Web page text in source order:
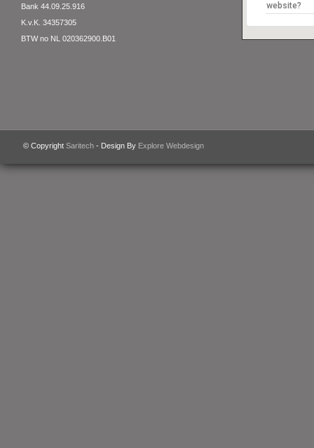
Bank 44.09.25.916
K.v.K. 34357305
BTW no NL 020362900.B01
website?
© Copyright Saritech - Design By Explore Webdesign